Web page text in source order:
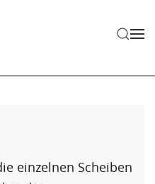
einzelnen Scheiben